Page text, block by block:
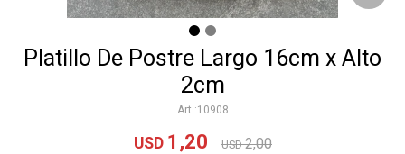
Platillo De Postre Largo 16cm x Alto
2cm
10908
USD 1,20 USD 2,00